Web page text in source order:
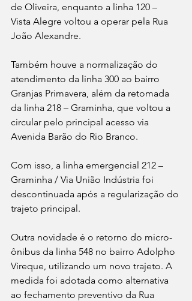
de Oliveira, enquanto a linha 120 –
Vista Alegre voltou a operar pela Rua
João Alexandre.
Também houve a normalização do
atendimento da linha 300 ao bairro
Granjas Primavera, além da retomada
da linha 218 – Graminha, que voltou a
circular pelo principal acesso via
Avenida Barão do Rio Branco.
Com isso, a linha emergencial 212 –
Graminha / Via União Indústria foi
descontinuada após a regularização do
trajeto principal.
Outra novidade é o retorno do micro-
ônibus da linha 548 no bairro Adolpho
Vireque, utilizando um novo trajeto. A
medida foi adotada como alternativa
ao fechamento preventivo da Rua